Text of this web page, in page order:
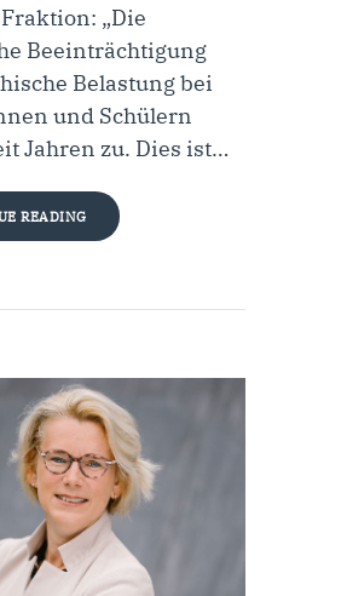
„Die
Beeinträchtigung
Belastung bei
und Schülern
Jahren zu. Dies ist…
READING